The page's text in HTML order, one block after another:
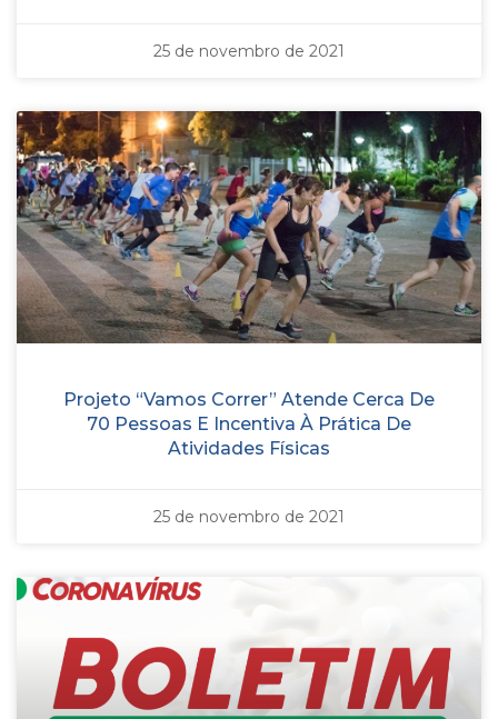
25 de novembro de 2021
Projeto “Vamos Correr” Atende Cerca De
70 Pessoas E Incentiva À Prática De
Atividades Físicas
25 de novembro de 2021